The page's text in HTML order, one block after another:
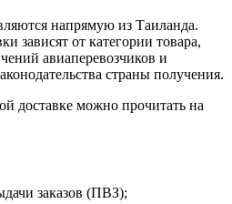
напрямую из Таиланда.
зависят от категории товара,
авиаперевозчиков и
страны получения.
доставке можно прочитать на
заказов (ПВЗ);